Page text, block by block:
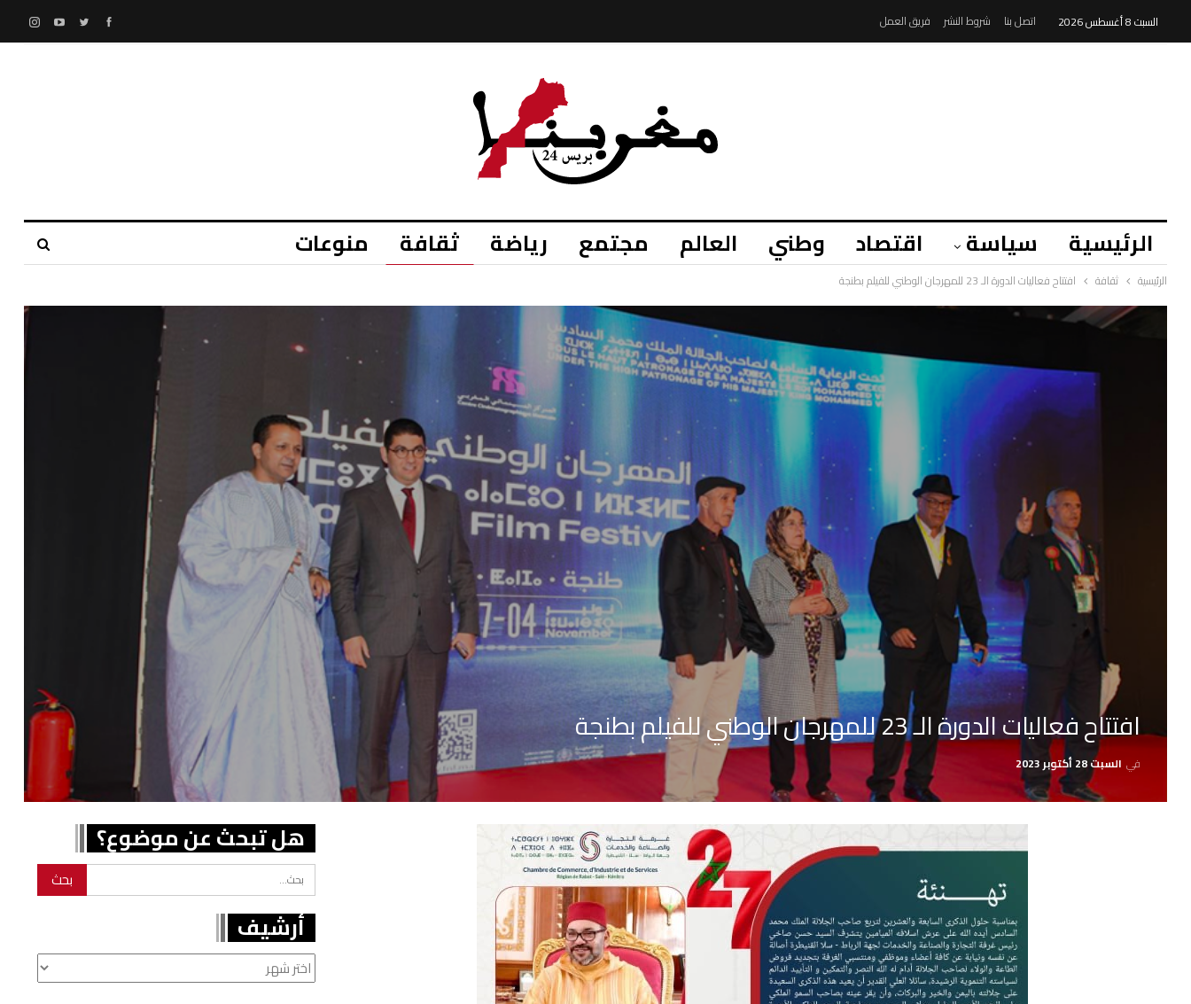
السبت 8 أغسطس 2026 اتصل بنا شروط النشر فريق العمل
الرئيسية سياسة اقتصاد وطني العالم مجتمع رياضة ثقافة منوعات
الرئيسية ثقافة افتتاح فعاليات الدورة الـ 23 للمهرجان الوطني للفيلم بطنجة
افتتاح فعاليات الدورة الـ 23 للمهرجان الوطني للفيلم بطنجة
في السبت 28 أكتوبر 2023
هل تبحث عن موضوع؟
أرشيف
أرشيف